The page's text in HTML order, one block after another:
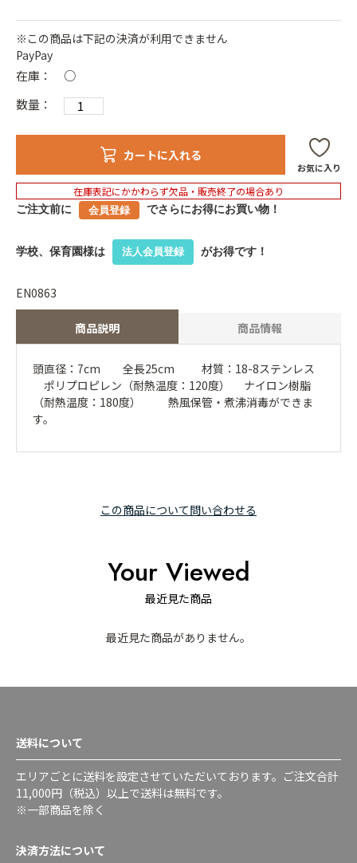
※この商品は下記の決済が利用できません
PayPay
在庫：
○
数量：
カートに入れる
お気に入り
在庫表記にかかわらず欠品・販売終了の場合あり
ご注文前に 会員登録 でさらにお得にお買い物！
学校、保育園様は 法人会員登録 がお得です！
商品説明 商品情報
頭直径：7cm 全長25cm 材質：18-8ステンレス
ポリプロピレン（耐熱温度：120度） ナイロン樹脂
（耐熱温度：180度） 熱風保管・煮沸消毒ができま
す。
この商品について問い合わせる
EN0863
Your Viewed
最近見た商品
最近見た商品がありません。
送料について
エリアごとに送料を設定させていただいております。ご注文合計
11,000円（税込）以上で送料は無料です。
※一部商品を除く
決済方法について